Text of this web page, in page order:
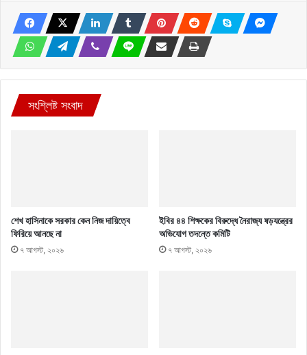
সংশ্লিষ্ট সংবাদ
শেখ হাসিনাকে সরকার কেন নিজ দায়িত্বে
ফিরিয়ে আনছে না
৭ আগস্ট, ২০২৬
ইবির ৪৪ শিক্ষকের বিরুদ্ধে নৈরাজ্য ষড়যন্ত্রের
অভিযোগ তদন্তে কমিটি
৭ আগস্ট, ২০২৬